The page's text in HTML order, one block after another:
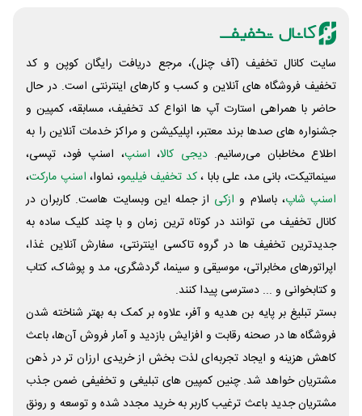
سایت کانال تخفیف (آف چنل)، مرجع دریافت رایگان کوپن و کد
تخفیف فروشگاه های آنلاین و کسب و‌ کارهای اینترنتی است. در حال
حاضر با همراهی استارت آپ ها انواع کد تخفیف، مسابقه، کمپین و
جشنواره های صدها برند معتبر، اپلیکیشن و مراکز خدمات آنلاین را به
اطلاع مخاطبان می‌رسانیم. دیجی کالا، اسنپ، اسنپ فود، تپسی،
سینماتیکت، بانی مد، علی‌ بابا ،کد تخفیف فیلیمو، نماوا، اسنپ مارکت،
اسنپ شاپ، باسلام و ازکی از جمله این وبسایت ‌هاست. کاربران در
کانال تخفیف می توانند در کوتاه ترین زمان و با چند کلیک ساده به
جدیدترین تخفیف ها در گروه تاکسی اینترنتی، سفارش آنلاین غذا،
اپراتورهای مخابراتی، موسیقی و سینما، گردشگری، مد و پوشاک، کتاب
و کتابخوانی و ... دسترسی پیدا کنند.
بستر تبلیغ بر پایه بن هدیه و آفر، علاوه بر کمک به بهتر شناخته شدن
فروشگاه ها در صحنه رقابت و افزایش بازدید و آمار فروش آن‌ها، باعث
کاهش هزینه و ایجاد تجربه‌ای لذت بخش از خریدی ارزان تر در ذهن
مشتریان خواهد شد. چنین کمپین های تبلیغی و تخفیفی ضمن جذب
مشتریان جدید باعث ترغیب کاربر به خرید مجدد شده و توسعه و رونق